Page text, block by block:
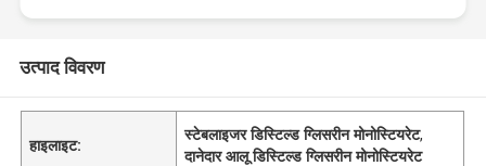
उत्पाद विवरण
हाइलाइट:
स्टेबलाइजर डिस्टिल्ड ग्लिसरीन मोनोस्टियरेट,
दानेदार आलू डिस्टिल्ड ग्लिसरीन मोनोस्टियरेट